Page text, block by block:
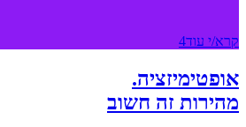
קרא/י עוד
אופטימיזציה.
מהירות זה חשוב